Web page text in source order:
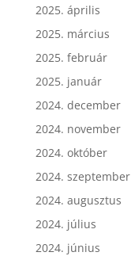
2025. április
2025. március
2025. február
2025. január
2024. december
2024. november
2024. október
2024. szeptember
2024. augusztus
2024. július
2024. június